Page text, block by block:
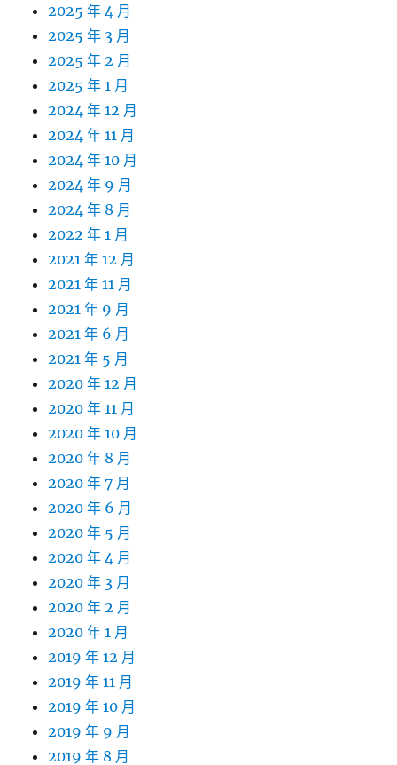
2025 年 4 月
2025 年 3 月
2025 年 2 月
2025 年 1 月
2024 年 12 月
2024 年 11 月
2024 年 10 月
2024 年 9 月
2024 年 8 月
2022 年 1 月
2021 年 12 月
2021 年 11 月
2021 年 9 月
2021 年 6 月
2021 年 5 月
2020 年 12 月
2020 年 11 月
2020 年 10 月
2020 年 8 月
2020 年 7 月
2020 年 6 月
2020 年 5 月
2020 年 4 月
2020 年 3 月
2020 年 2 月
2020 年 1 月
2019 年 12 月
2019 年 11 月
2019 年 10 月
2019 年 9 月
2019 年 8 月